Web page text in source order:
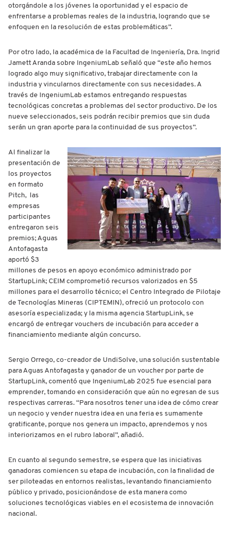
otorgándole a los jóvenes la oportunidad y el espacio de
enfrentarse a problemas reales de la industria, logrando que se
enfoquen en la resolución de estas problemáticas”.
Por otro lado, la académica de la Facultad de Ingeniería, Dra. Ingrid
Jamett Aranda sobre IngeniumLab señaló que “este año hemos
logrado algo muy significativo, trabajar directamente con la
industria y vincularnos directamente con sus necesidades. A
través de IngeniumLab estamos entregando respuestas
tecnológicas concretas a problemas del sector productivo. De los
nueve seleccionados, seis podrán recibir premios que sin duda
serán un gran aporte para la continuidad de sus proyectos”.
Al finalizar la
presentación de
los proyectos
en formato
Pitch, las
empresas
participantes
entregaron seis
premios; Aguas
Antofagasta
aportó $3
millones de pesos en apoyo económico administrado por
StartupLink; CEIM comprometió recursos valorizados en $5
millones para el desarrollo técnico; el Centro Integrado de Pilotaje
de Tecnologías Mineras (CIPTEMIN), ofreció un protocolo con
asesoría especializada; y la misma agencia StartupLink, se
encargó de entregar vouchers de incubación para acceder a
financiamiento mediante algún concurso.
Sergio Orrego, co-creador de UndiSolve, una solución sustentable
para Aguas Antofagasta y ganador de un voucher por parte de
StartupLink, comentó que IngeniumLab 2025 fue esencial para
emprender, tomando en consideración que aún no egresan de sus
respectivas carreras. “Para nosotros tener una idea de cómo crear
un negocio y vender nuestra idea en una feria es sumamente
gratificante, porque nos genera un impacto, aprendemos y nos
interiorizamos en el rubro laboral”, añadió.
En cuanto al segundo semestre, se espera que las iniciativas
ganadoras comiencen su etapa de incubación, con la finalidad de
ser piloteadas en entornos realistas, levantando financiamiento
público y privado, posicionándose de esta manera como
soluciones tecnológicas viables en el ecosistema de innovación
nacional.